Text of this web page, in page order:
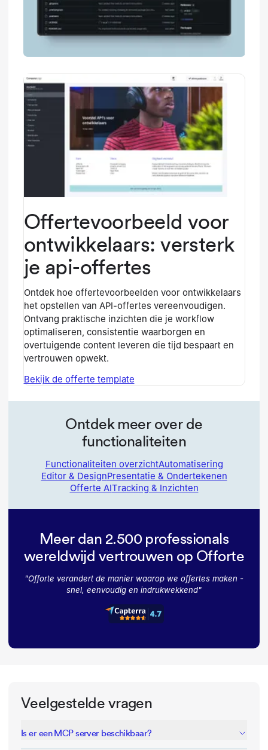
Offertevoorbeeld voor
ontwikkelaars: versterk
je api-offertes
Ontdek hoe offertevoorbeelden voor ontwikkelaars
het opstellen van API-offertes vereenvoudigen.
Ontvang praktische inzichten die je workflow
optimaliseren, consistentie waarborgen en
overtuigende content leveren die tijd bespaart en
vertrouwen opwekt.
Bekijk de offerte template
Ontdek meer over de
functionaliteiten
Functionaliteiten overzichtAutomatisering
Editor & DesignPresentatie & Ondertekenen
Offerte AITracking & Inzichten
Meer dan 2.500 professionals
wereldwijd vertrouwen op Offorte
"Offorte verandert de manier waarop we offertes maken -
snel, eenvoudig en indrukwekkend"
Veelgestelde vragen
Is er een MCP server beschikbaar?